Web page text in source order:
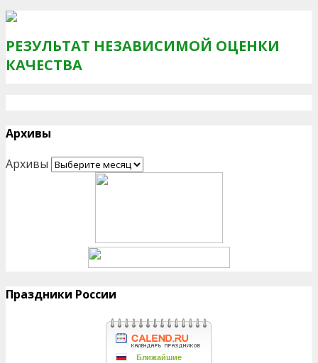
РЕЗУЛЬТАТ НЕЗАВИСИМОЙ ОЦЕНКИ
КАЧЕСТВА
Архивы
Архивы
Праздники России